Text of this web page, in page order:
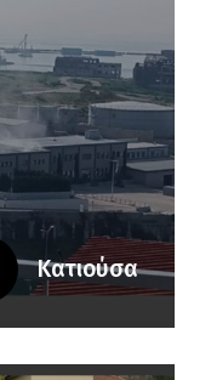
Κατιούσα